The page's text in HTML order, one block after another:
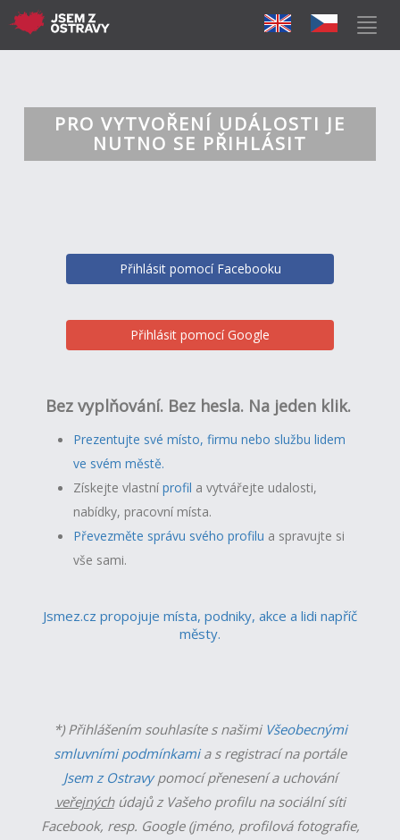
PRO VYTVOŘENÍ UDÁLOSTI JE
NUTNO SE PŘIHLÁSIT
Přihlásit pomocí Facebooku
Přihlásit pomocí Google
Bez vyplňování. Bez hesla. Na jeden klik.
Prezentujte své místo, firmu nebo službu lidem
ve svém městě.
Získejte vlastníprofil a vytvářejte udalosti,
nabídky, pracovní místa.
Převezměte správu svého profilu a spravujte si
vše sami.
Jsmez.cz propojuje místa, podniky, akce a lidi napříč
městy.
*) Přihlášením souhlasíte s našimi Všeobecnými
smluvními podmínkamia s registrací na portále
Jsem z Ostravypomocí přenesení a uchování
veřejnýchúdajů z Vašeho profilu na sociální síti
Facebook, resp. Google (jméno, profilová fotografie,